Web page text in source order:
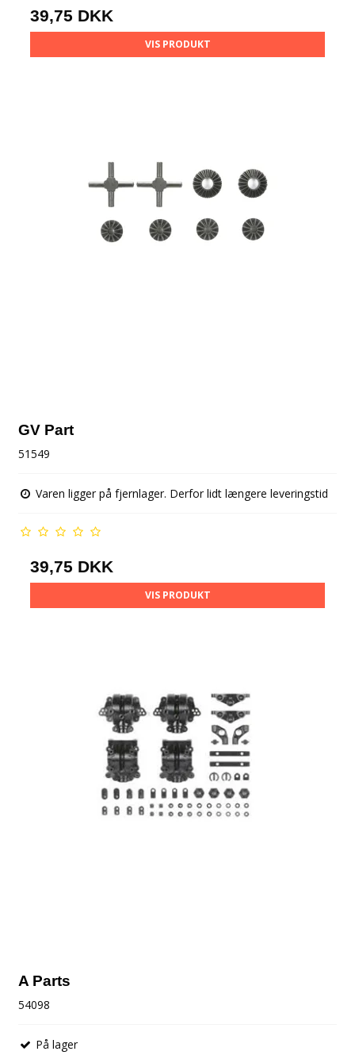
39,75 DKK
VIS PRODUKT
GV Part
51549
Varen ligger på fjernlager. Derfor lidt længere leveringstid
39,75 DKK
VIS PRODUKT
A Parts
54098
På lager